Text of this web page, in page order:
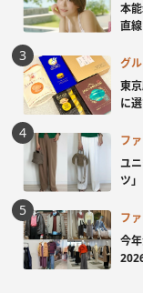
本
直
グ
東
に
フ
ユ
ツ
フ
今